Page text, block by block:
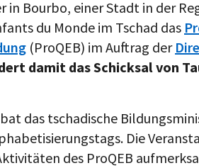
in Bourbo, einer Stadt in der
du Monde im Tschad das
(ProQEB) im Auftrag der
damit das Schicksal von
das tschadische
Die
des ProQEB